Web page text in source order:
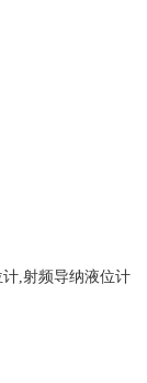
,射频导纳液位计